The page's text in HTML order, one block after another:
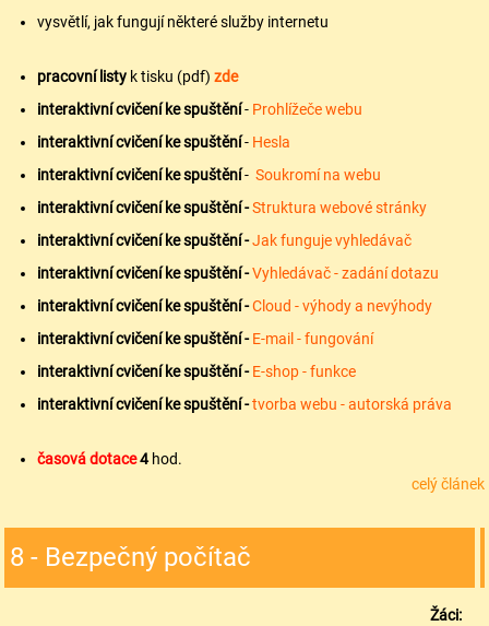
vysvětlí, jak fungují některé služby internetu
pracovní listy k tisku (pdf) zde
interaktivní cvičení ke spuštění- Prohlížeče webu
interaktivní cvičení ke spuštění- Hesla
interaktivní cvičení ke spuštění-Soukromí na webu
interaktivní cvičení ke spuštění -Struktura webové stránky
interaktivní cvičení ke spuštění -Jak funguje vyhledávač
interaktivní cvičení ke spuštění -Vyhledávač - zadání dotazu
interaktivní cvičení ke spuštění -Cloud - výhody a nevýhody
interaktivní cvičení ke spuštění -E-mail - fungování
interaktivní cvičení ke spuštění -E-shop - funkce
interaktivní cvičení ke spuštění -tvorba webu - autorská práva
časová dotace4hod.
celý článek
8 - Bezpečný počítač
Žáci: